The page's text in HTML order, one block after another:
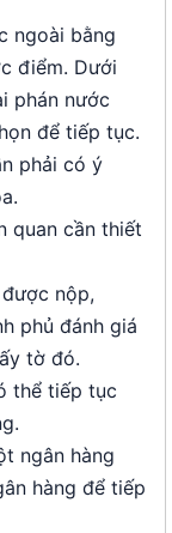
ngoài bằng
điểm. Dưới
phán nước
để tiếp tục.
phải có ý
quan cần thiết
nộp,
phủ đánh giá
tờ đó.
thể tiếp tục
ngân hàng
hàng để tiếp